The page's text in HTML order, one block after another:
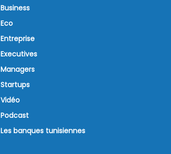
Business
Eco
Entreprise
Executives
Managers
Startups
Vidéo
Podcast
Les banques tunisiennes